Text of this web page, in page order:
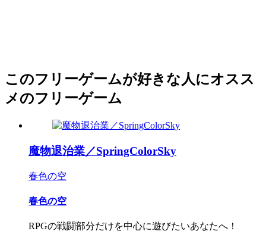
このフリーゲームが好きな人にオスス
メのフリーゲーム
魔物退治業／SpringColorSky
春色の空
春色の空
RPGの戦闘部分だけを中心に遊びたいあなたへ！